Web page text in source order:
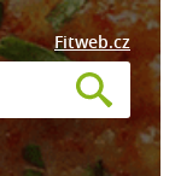
Fitweb.cz